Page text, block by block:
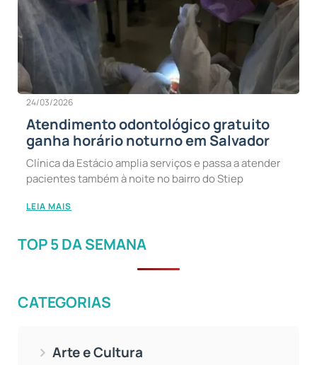
24/03/2026
Atendimento odontológico gratuito
ganha horário noturno em Salvador
Clínica da Estácio amplia serviços e passa a atender
pacientes também à noite no bairro do Stiep
LEIA MAIS
TOP 5 DA SEMANA
CATEGORIAS
Arte e Cultura